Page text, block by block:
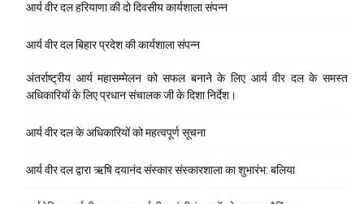
आर्य वीर दल हरियाणा की दो दिवसीय कार्यशाला संपन्न
आर्य वीर दल बिहार प्रदेश की कार्यशाला संपन्न
अंतर्राष्ट्रीय आर्य महासम्मेलन को सफल बनाने के लिए आर्य वीर दल के समस्त
अधिकारियों के लिए प्रधान संचालक जी के दिशा निर्देश।
आर्य वीर दल के अधिकारियों को महत्वपूर्ण सूचना
आर्य वीर दल द्वारा ऋषि दयानंद संस्कार संस्कारशाला का शुभारंभ: बलिया